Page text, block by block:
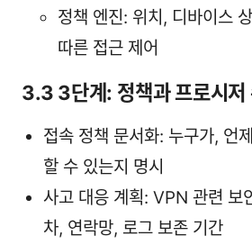
정책 엔진: 위치, 디바이스
따른 접근 제어
3.3 3단계: 정책과 프로시저
접속 정책 문서화: 누구가, 언
할 수 있는지 명시
사고 대응 계획: VPN 관련 보
차, 연락망, 로그 보존 기간